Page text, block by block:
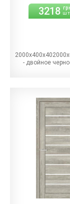
3218
- двойное